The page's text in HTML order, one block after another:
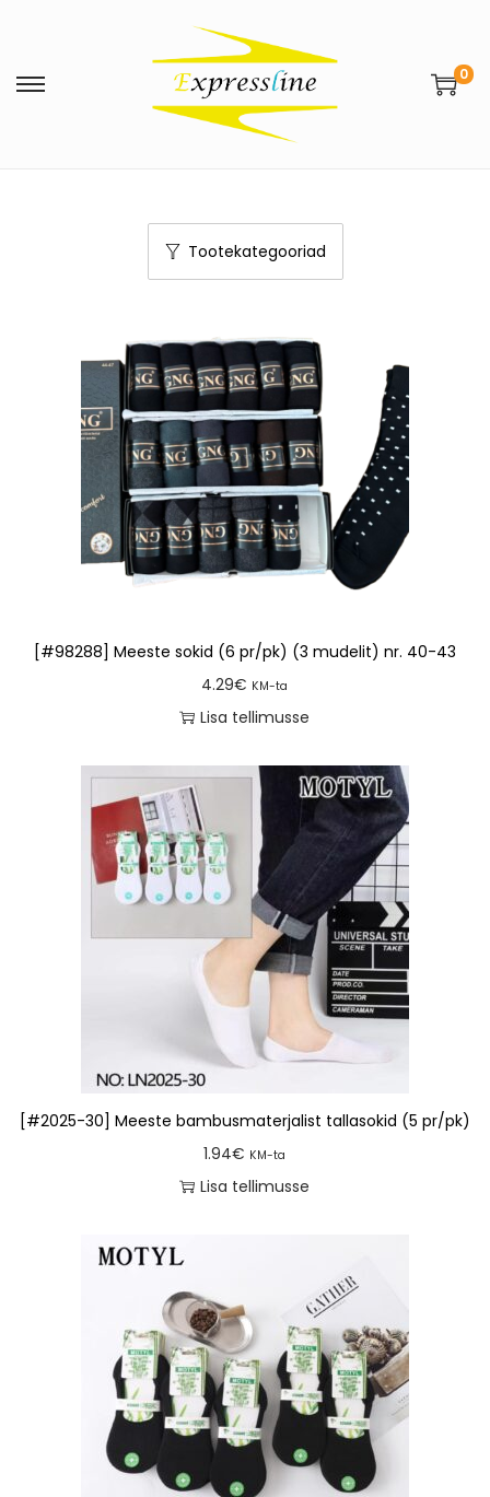
0
Tootekategooriad
[#98288] Meeste sokid (6 pr/pk) (3 mudelit) nr. 40-43
4.29€ KM-ta
Lisa tellimusse
[#2025-30] Meeste bambusmaterjalist tallasokid (5 pr/pk)
1.94€ KM-ta
Lisa tellimusse